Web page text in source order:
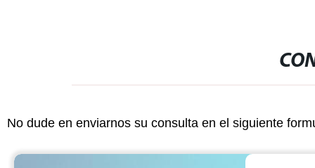
No dude en enviarnos su consulta en el siguiente